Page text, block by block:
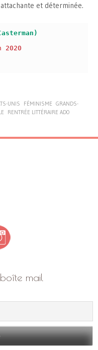
et déterminée.
2020
UNIS FÉMINISME GRANDS-
RENTRÉE LITTÉRAIRE ADO
mail